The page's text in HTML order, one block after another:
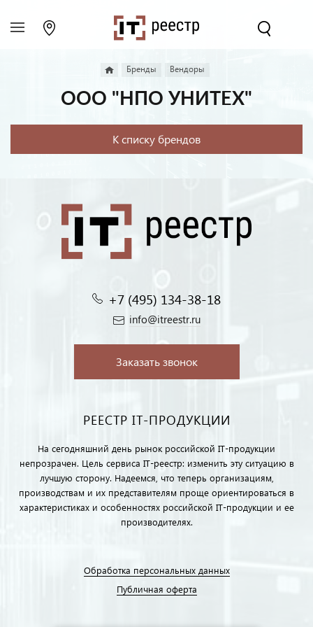
Бренды Вендоры
ООО "НПО УНИТЕХ"
К списку брендов
+7 (495) 134-38-18‬
info@itreestr.ru
Заказать звонок
РЕЕСТР IT-ПРОДУКЦИИ
На сегодняшний день рынок российской IT-продукции
непрозрачен. Цель сервиса IT-реестр: изменить эту ситуацию в
лучшую сторону. Надеемся, что теперь организациям,
производствам и их представителям проще ориентироваться в
характеристиках и особенностях российской IT-продукции и ее
производителях.
Обработка персональных данных
Публичная оферта